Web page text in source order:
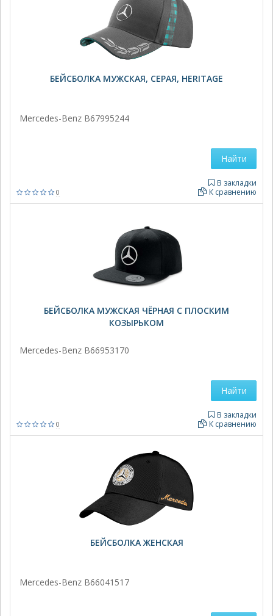
БЕЙСБОЛКА МУЖСКАЯ, СЕРАЯ, HERITAGE
Mercedes-Benz B67995244
0
В закладки
К сравнению
Найти
БЕЙСБОЛКА МУЖСКАЯ ЧЁРНАЯ С ПЛОСКИМ
КОЗЫРЬКОМ
Mercedes-Benz B66953170
0
В закладки
К сравнению
Найти
БЕЙСБОЛКА ЖЕНСКАЯ
Mercedes-Benz B66041517